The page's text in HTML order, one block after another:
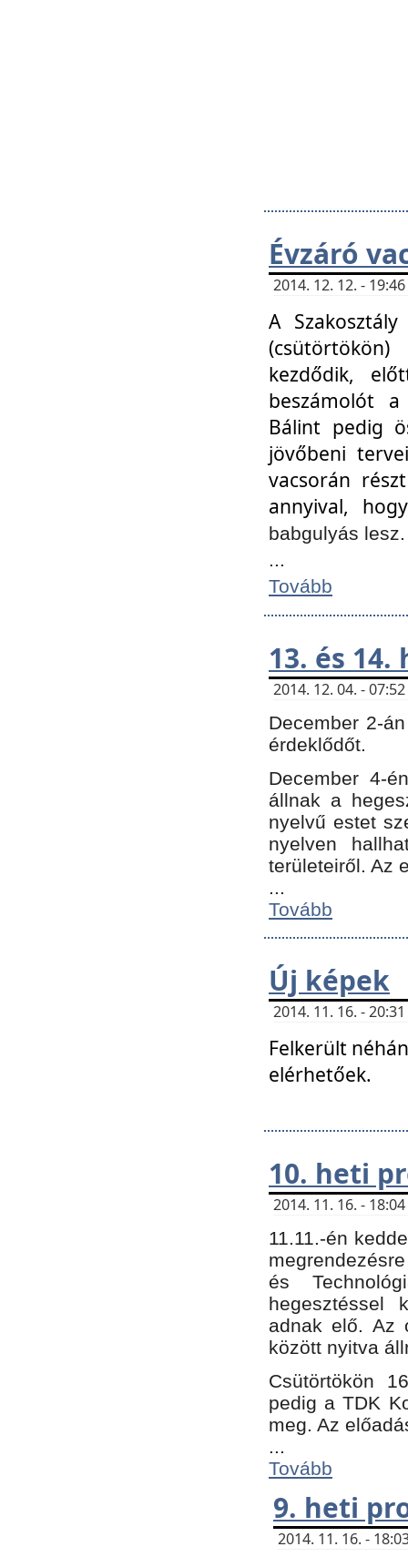
Évzáró
2014. 12. 12. -
A
kezdődik,
beszámolót
Bálint pedig
jövőbeni
vacsorán
annyival,
babgulyás
...
Tovább
13. és
2014. 12. 04. -
December 2-
érdeklődőt.
December 4-
állnak a
nyelvű estet
nyelven
területeiről. Az
...
Tovább
Új képek
2014. 11. 16. -
Felkerült
elérhetőek.
10. heti
2014. 11. 16. -
11.11.-én
és
hegesztéssel
adnak elő. Az
között nyitva
Csütörtökön
pedig a TDK
meg. Az
...
Tovább
9. heti
2014. 11. 16. -